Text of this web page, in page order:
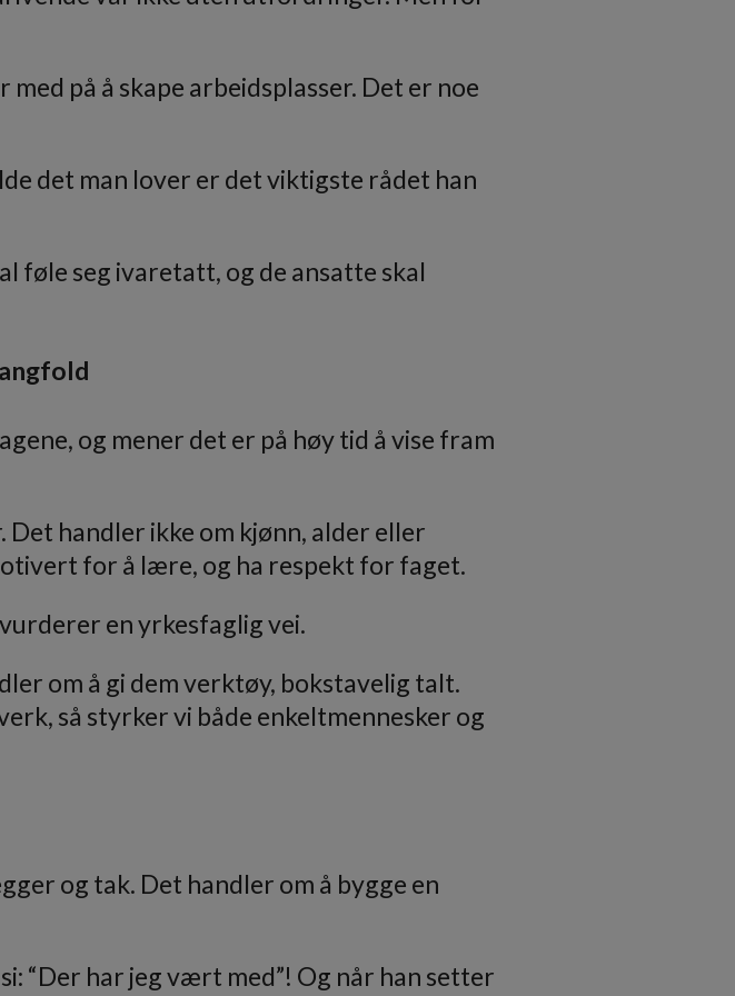
på å skape arbeidsplasser. Det er noe
det man lover er det viktigste rådet han
føle seg ivaretatt, og de ansatte skal
og mener det er på høy tid å vise fram
Det handler ikke om kjønn, alder eller
for å lære, og ha respekt for faget.
en yrkesfaglig vei.
om å gi dem verktøy, bokstavelig talt.
så styrker vi både enkeltmennesker og
og tak. Det handler om å bygge en
“Der har jeg vært med”! Og når han setter